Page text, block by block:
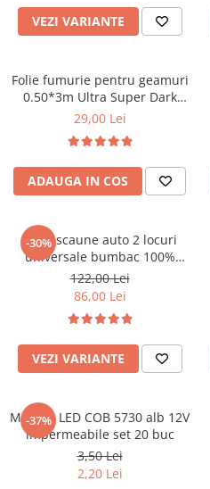
Carcasa cheie Bmw
Carcasa Cheie Ford
Carcasa Cheie Hyundai
Carcasa Cheie Mercedes Benz
Carcasa Cheie Peugeot
Carcasa Cheie Skoda
Carcasa Cheie Toyota
Carcasa Cheie Volkswagen
Cotiere Auto
Folie Geamuri
Huse Volan Auto
Huse Volan din Piele Ecologica
Huse Volan din Piele Ecologica cu
Huse Volan Piele Naturala
VEZI VARIANTE
Folie fumurie pentru geamuri
0.50*3m Ultra Super Dark
Black 1%
29,00 Lei
ADAUGA IN COS
-30%
Huse scaune auto 2 locuri
universale bumbac 100%
pentru scaune fata masina
122,00 Lei
86,00 Lei
VEZI VARIANTE
-37%
Module LED COB 5730 alb 12V
impermeabile set 20 buc
3,50 Lei
2,20 Lei